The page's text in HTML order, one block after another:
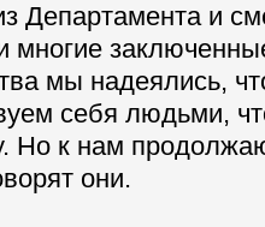
Департамента и
многие
мы надеялись,
себя людьми,
Но к нам
они.